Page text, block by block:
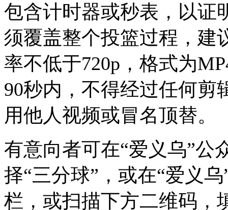
包含计时器或秒表，以证
须覆盖整个投篮过程，建
率不低于720p，格式为
90秒内，不得经过任何剪
用他人视频或冒名顶替。
有意向者可在“爱义乌”公
择“三分球”，或在“爱义
栏，或扫描下方二维码，